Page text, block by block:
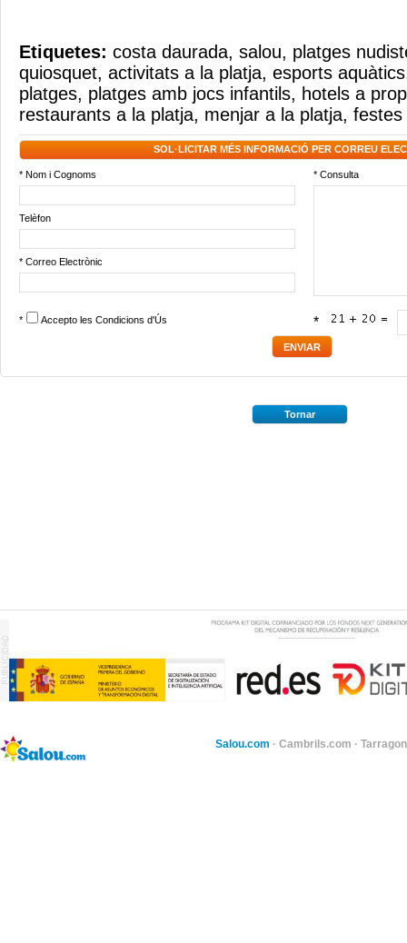
Etiquetes: costa daurada, salou, platges
quiosquet, activitats a la platja, esports aquàtics
platges, platges amb jocs infantils, hotels a
restaurants a la platja, menjar a la platja, festes
SOL·LICITAR MÉS INFORMACIÓ PER CORREU
* Nom i Cognoms * Consulta
Telèfon
* Correo Electrònic
* Accepto les Condicions d'Ús *
Tornar
Salou.com · Cambrils.com ·